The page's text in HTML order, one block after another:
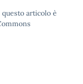
articolo è